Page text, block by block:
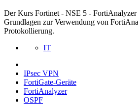
Der Kurs Fortinet - NSE 5 -
Grundlagen zur Verwendung von
Protokollierung.
IT
IPsec VPN
FortiGate-Geräte
FortiAnalyzer
OSPF